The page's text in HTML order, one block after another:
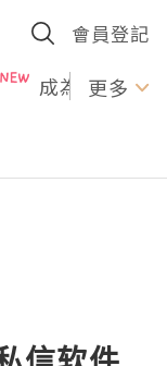
會員登記
成為U更多